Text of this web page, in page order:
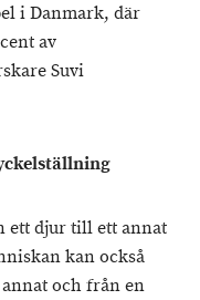
i Danmark, där
av
Suvi
ett djur till ett annat
kan också
och från en